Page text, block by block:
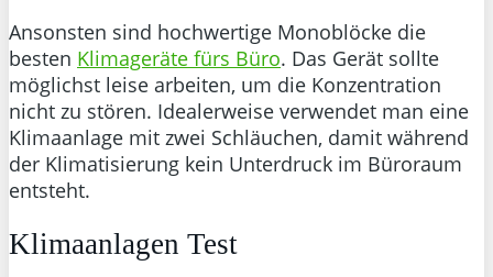
Ansonsten sind hochwertige Monoblöcke die
besten Klimageräte fürs Büro. Das Gerät sollte
möglichst leise arbeiten, um die Konzentration
nicht zu stören. Idealerweise verwendet man eine
Klimaanlage mit zwei Schläuchen, damit während
der Klimatisierung kein Unterdruck im Büroraum
entsteht.
Klimaanlagen Test